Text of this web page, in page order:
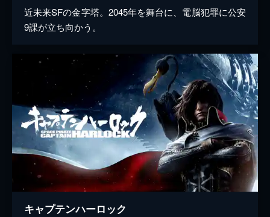
近未来SFの金字塔。2045年を舞台に、電脳犯罪に公安
9課が立ち向かう。
キャプテンハーロック